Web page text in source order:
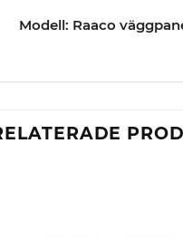
Modell: Raaco